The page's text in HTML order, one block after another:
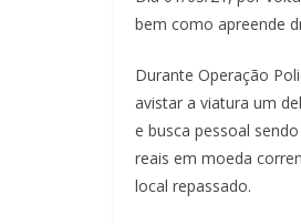
bem como apreende
Durante Operação
avistar a viatura um
e busca pessoal
reais em moeda
local repassado.